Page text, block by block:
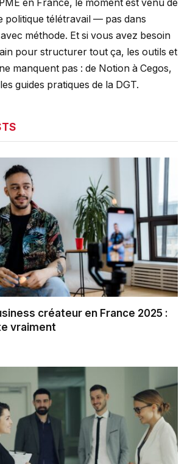
en France, le moment est venu de
politique télétravail — pas dans
méthode. Et si vous avez besoin
pour structurer tout ça, les outils et
manquent pas : de Notion à Cegos,
guides pratiques de la DGT.
créateur en France 2025 :
vraiment